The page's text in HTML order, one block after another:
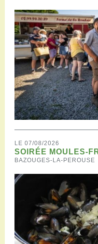
LE 07/08/2026
SOIRÉE MOULES-
BAZOUGES-LA-PEROUSE